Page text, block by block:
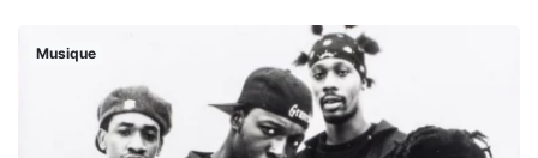
Musique